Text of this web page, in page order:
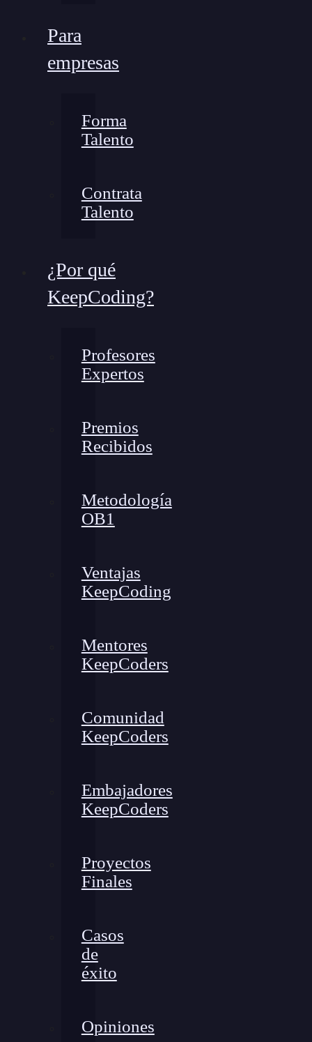
Para
empresas
Forma
Talento
Contrata
Talento
¿Por qué
KeepCoding?
Profesores
Expertos
Premios
Recibidos
Metodología
OB1
Ventajas
KeepCoding
Mentores
KeepCoders
Comunidad
KeepCoders
Embajadores
KeepCoders
Proyectos
Finales
Casos
de
éxito
Opiniones